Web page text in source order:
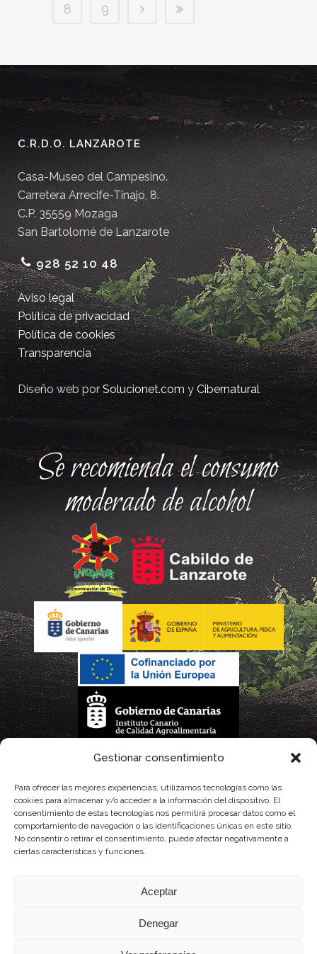
Gestionar consentimiento
Para ofrecer las mejores experiencias, utilizamos tecnologías como las
cookies para almacenar y/o acceder a la información del dispositivo. El
consentimiento de estas tecnologías nos permitirá procesar datos como el
comportamiento de navegación o las identificaciones únicas en este sitio.
No consentir o retirar el consentimiento, puede afectar negativamente a
ciertas características y funciones.
Aceptar
Denegar
8
9
C.R.D.O. LANZAROTE
Casa-Museo del Campesino.
Carretera Arrecife-Tinajo, 8.
C.P. 35559 Mozaga
San Bartolomé de Lanzarote
928 52 10 48
Aviso legal
Política de privacidad
Política de cookies
Transparencia
Diseño web porSolucionet.comyCibernatural
Se recomienda el consumo
moderado de alcohol
La gestión de la DOP Lanzarote realizada por este Consejo Regulador es financiada,
con fondos provenientes del presupuesto de gastos del Instituto Canario de
Calidad Agroalimentaria